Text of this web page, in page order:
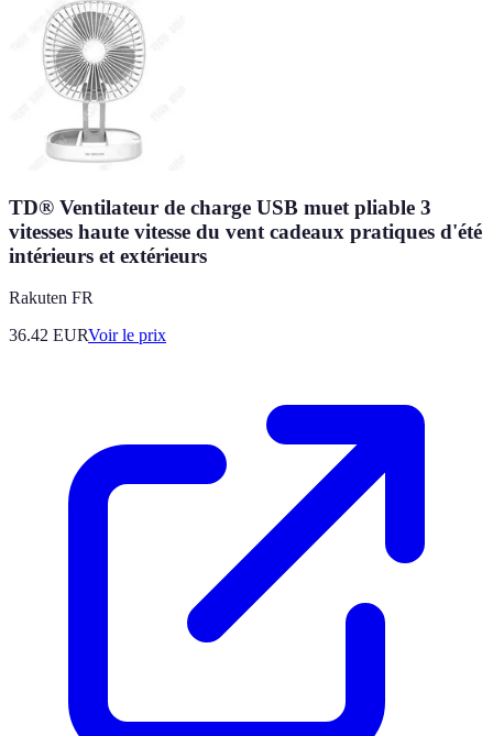
TD® Ventilateur de charge USB muet pliable 3
vitesses haute vitesse du vent cadeaux pratiques d'été
intérieurs et extérieurs
Rakuten FR
36.42 EURVoir le prix